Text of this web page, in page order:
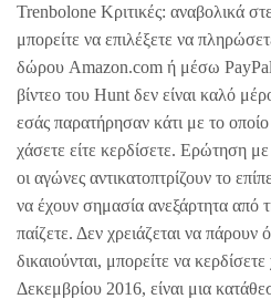
Trenbolone Κριτικές: αναβολικά
μπορείτε να επιλέξετε να
δώρου Amazon.com ή μέσω
βίντεο του Hunt δεν είναι καλό
εσάς παρατήρησαν κάτι με το
χάσετε είτε κερδίσετε. Ερώτηση
οι αγώνες αντικατοπτρίζουν το
να έχουν σημασία ανεξάρτητα
παίζετε. Δεν χρειάζεται να
δικαιούνται, μπορείτε να
Δεκεμβρίου 2016, είναι μια